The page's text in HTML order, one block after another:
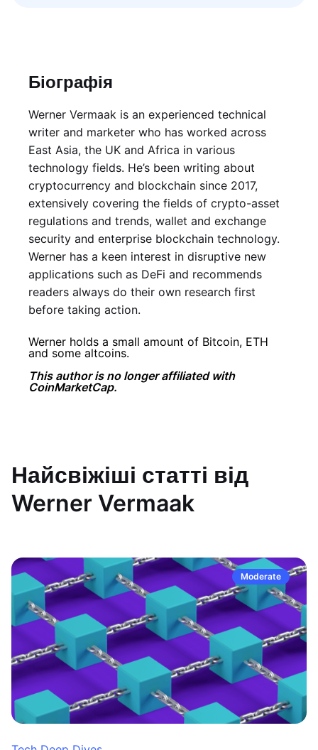
Біографія
Werner Vermaak is an experienced technical
writer and marketer who has worked across
East Asia, the UK and Africa in various
technology fields. He’s been writing about
cryptocurrency and blockchain since 2017,
extensively covering the fields of crypto-asset
regulations and trends, wallet and exchange
security and enterprise blockchain technology.
Werner has a keen interest in disruptive new
applications such as DeFi and recommends
readers always do their own research first
before taking action.
Werner holds a small amount of Bitcoin, ETH
and some altcoins.
This author is no longer affiliated with
CoinMarketCap.
Найсвіжіші статті від
Werner Vermaak
Moderate